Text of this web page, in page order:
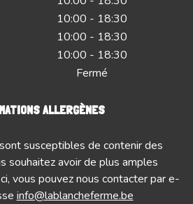
10:00 - 18:30
10:00 - 18:30
10:00 - 18:30
Fermé
ALLERGÈNES
susceptibles de contenir des
souhaitez avoir de plus amples
vous pouvez nous contacter par e-
info@lablancheferme.be